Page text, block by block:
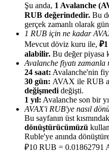
Yönlendirme
Arkadaşını davet et,
BTC Welcome Rewards
Şu anda, 1 Avalanche
RUB değerindedir. Bu
gerçek zamanlı olarak
1 RUB için ne kadar
Mevcut döviz kuru ile,
alabilir. Bu değer piyasa
Avalanche fiyatı zamanla
24 saat: Avalanche'nin
30 gün: AVAX ile RUB
değişmedi değişti.
1 yıl: Avalanche son bir
AVAX'i RUB'ye nasıl
Bu sayfanın üst
dönüştürücümüzü
Ruble'ye anında
₽10 RUB = 0.01862791